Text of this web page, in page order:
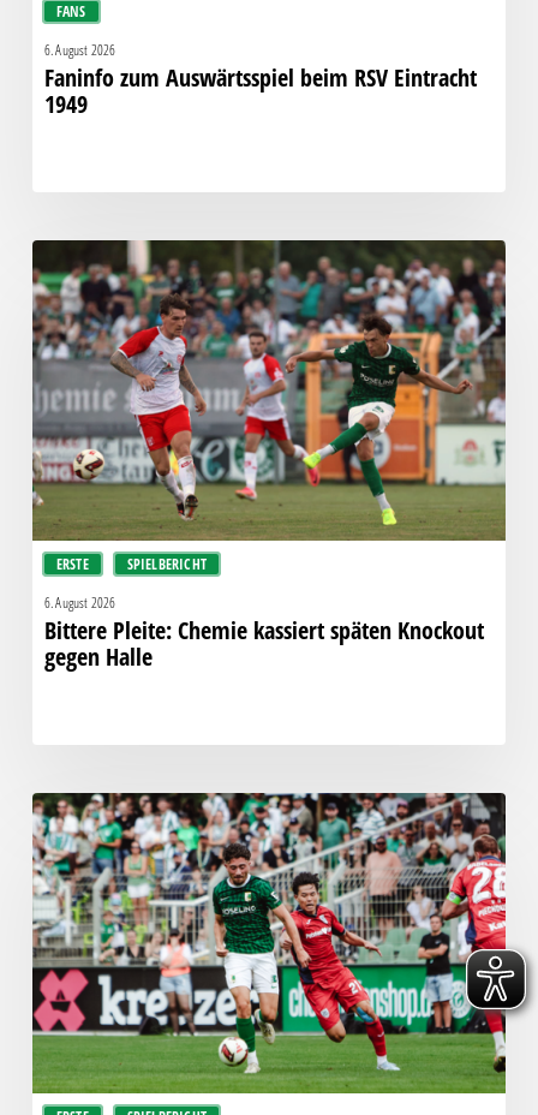
FANS
6. August 2026
Faninfo zum Auswärtsspiel beim RSV Eintracht
1949
ERSTE SPIELBERICHT
Pleite:
Chemie
kassiert
späten
Knockout
gegen
Halle
6. August 2026
Bittere Pleite: Chemie kassiert späten Knockout
gegen Halle
“Einer
für
alle,
alle
für
einen!”
–
Chemie
empfängt
den
Halleschen